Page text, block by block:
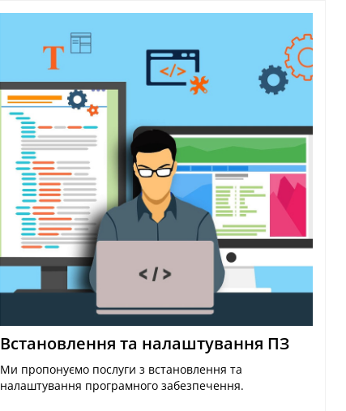
Встановлення та налаштування ПЗ
Ми пропонуємо послуги з встановлення та
налаштування програмного забезпечення.